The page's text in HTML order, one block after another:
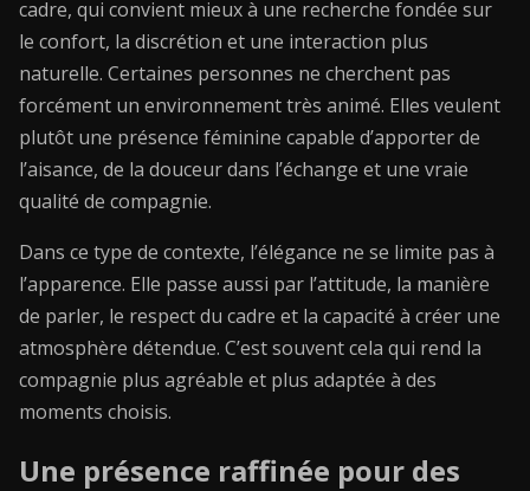
cadre, qui convient mieux à une recherche fondée sur
le confort, la discrétion et une interaction plus
naturelle. Certaines personnes ne cherchent pas
forcément un environnement très animé. Elles veulent
plutôt une présence féminine capable d’apporter de
l’aisance, de la douceur dans l’échange et une vraie
qualité de compagnie.
Dans ce type de contexte, l’élégance ne se limite pas à
l’apparence. Elle passe aussi par l’attitude, la manière
de parler, le respect du cadre et la capacité à créer une
atmosphère détendue. C’est souvent cela qui rend la
compagnie plus agréable et plus adaptée à des
moments choisis.
Une présence raffinée pour des